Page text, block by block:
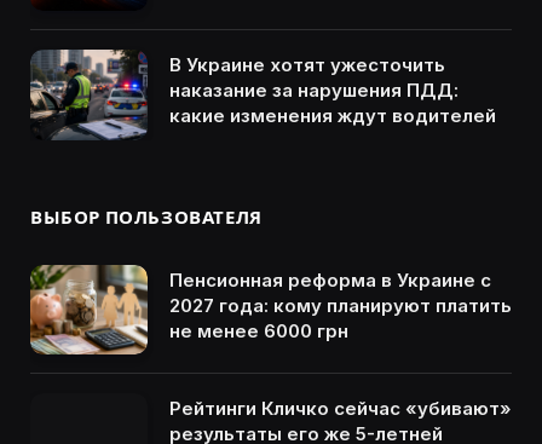
В Украине хотят ужесточить
наказание за нарушения ПДД:
какие изменения ждут водителей
ВЫБОР ПОЛЬЗОВАТЕЛЯ
Пенсионная реформа в Украине с
2027 года: кому планируют платить
не менее 6000 грн
Рейтинги Кличко сейчас «убивают»
результаты его же 5-летней